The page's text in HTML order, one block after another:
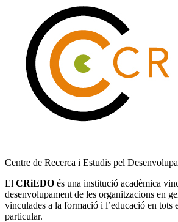
Centre de Recerca i Estudis pel
El CRiEDO és una institució acadèmica
desenvolupament de les organitzacions en
vinculades a la formació i l’educació en tots
particular.